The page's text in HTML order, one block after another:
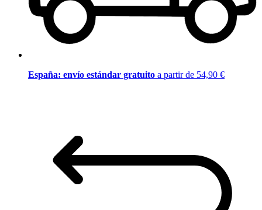
España: envío estándar gratuito a partir de 54,90 €